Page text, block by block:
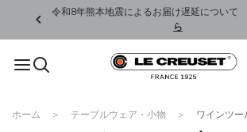
令和8年熊本地震によるお届け遅延について
ら
ホーム テーブルウェア・小物 ワインツー